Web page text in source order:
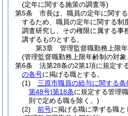
(定年に関する施策の調査等)
第5条
市長は、職員の定年に関す
するため、職員の定年に関する制
調査研究し、その権限に属する事
講ずるものとする。
第3章
管理監督職勤務上限
(管理監督職勤務上限年齢制の対
第6条
法第28条の2第1項に規定す
の各号に掲げる職とする。
(1)
三原市職員の給与に関する条
第48号)第18条に規定する管理
則で定める職を除く。)
(2)
前号に掲げる職に準ずる職